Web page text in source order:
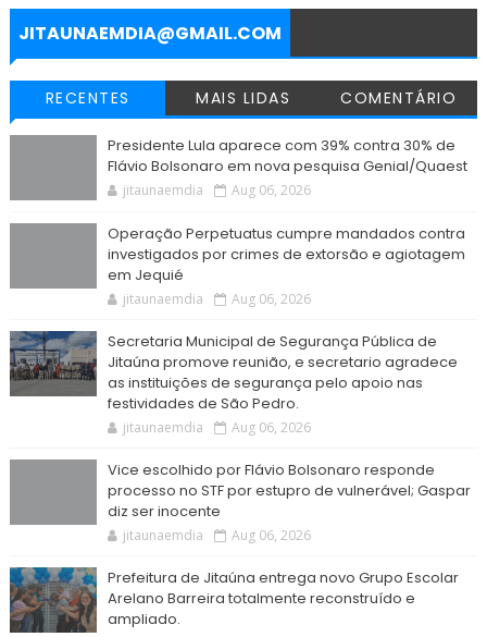
k
p
m
e
r
JITAUNAEMDIA@GMAIL.COM
RECENTES MAIS LIDAS COMENTÁRIO
Presidente Lula aparece com 39% contra 30% de
Flávio Bolsonaro em nova pesquisa Genial/Quaest
jitaunaemdia Aug 06, 2026
Operação Perpetuatus cumpre mandados contra
investigados por crimes de extorsão e agiotagem
em Jequié
jitaunaemdia Aug 06, 2026
Secretaria Municipal de Segurança Pública de
Jitaúna promove reunião, e secretario agradece
as instituições de segurança pelo apoio nas
festividades de São Pedro.
jitaunaemdia Aug 06, 2026
Vice escolhido por Flávio Bolsonaro responde
processo no STF por estupro de vulnerável; Gaspar
diz ser inocente
jitaunaemdia Aug 06, 2026
Prefeitura de Jitaúna entrega novo Grupo Escolar
Arelano Barreira totalmente reconstruído e
ampliado.